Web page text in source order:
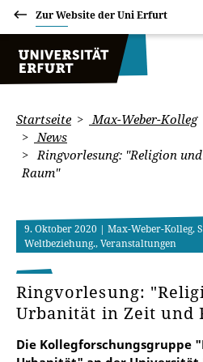
Zur Website der Uni Erfurt
Startseite Max-Weber-Kolleg
News
Ringvorlesung: "Religion
Raum"
9. Oktober 2020 | Max-Weber-Kolleg,
Weltbeziehung., Veranstaltungen
Ringvorlesung:
Urbanität in Zeit und
Die Kollegforschungsgruppe